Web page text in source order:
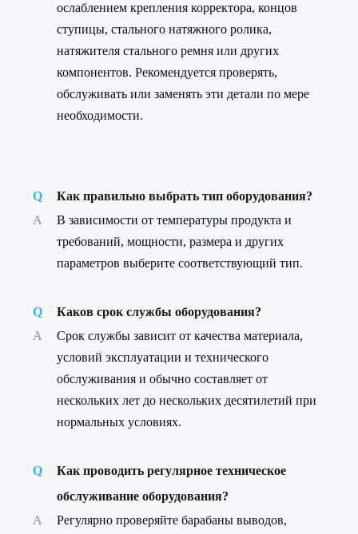
ослаблением крепления корректора, концов
ступицы, стального натяжного ролика,
натяжителя стального ремня или других
компонентов. Рекомендуется проверять,
обслуживать или заменять эти детали по мере
необходимости.
Q
Как правильно выбрать тип оборудования?
A
В зависимости от температуры продукта и
требований, мощности, размера и других
параметров выберите соответствующий тип.
Q
Каков срок службы оборудования?
A
Срок службы зависит от качества материала,
условий эксплуатации и технического
обслуживания и обычно составляет от
нескольких лет до нескольких десятилетий при
нормальных условиях.
Q
Как проводить регулярное техническое
обслуживание оборудования?
A
Регулярно проверяйте барабаны выводов,